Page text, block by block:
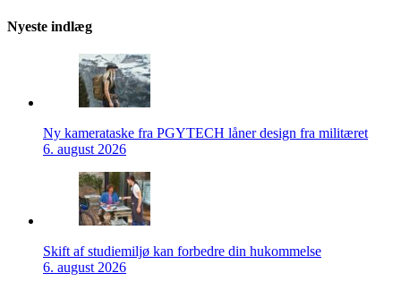
Nyeste indlæg
Ny kamerataske fra PGYTECH låner design fra militæret
6. august 2026
Skift af studiemiljø kan forbedre din hukommelse
6. august 2026